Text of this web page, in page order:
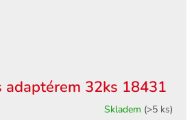
adaptérem 32ks 18431
Skladem (>5 ks)